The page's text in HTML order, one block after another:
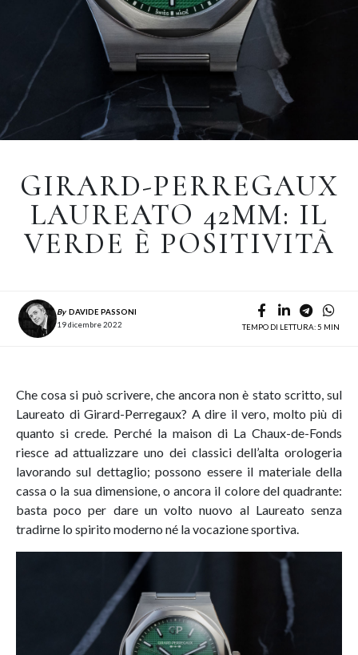
GIRARD-PERREGAUX
LAUREATO 42MM: IL
VERDE È POSITIVITÀ
By DAVIDE PASSONI
19 dicembre 2022
TEMPO DI LETTURA: 5 MIN
Che cosa si può scrivere, che ancora non è stato scritto, sul
Laureato di Girard-Perregaux? A dire il vero, molto più di
quanto si crede. Perché la maison di La Chaux-de-Fonds
riesce ad attualizzare uno dei classici dell’alta orologeria
lavorando sul dettaglio; possono essere il materiale della
cassa o la sua dimensione, o ancora il colore del quadrante:
basta poco per dare un volto nuovo al Laureato senza
tradirne lo spirito moderno né la vocazione sportiva.